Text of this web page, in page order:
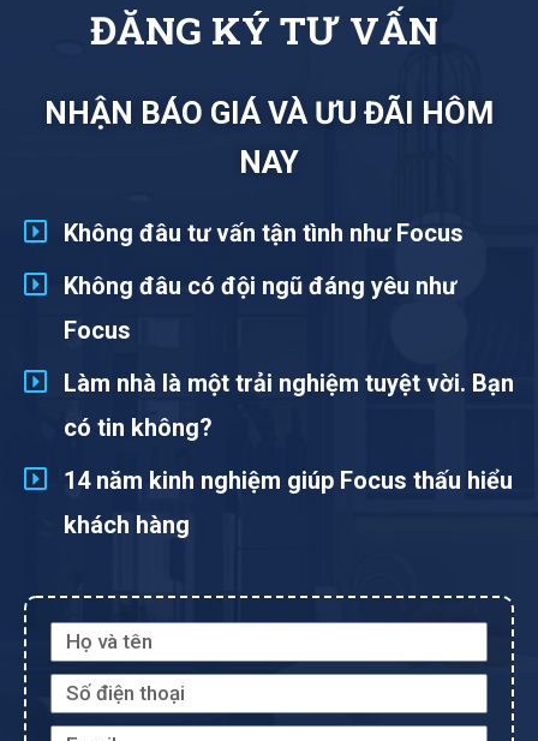
VẤN
NHẬN BÁO GIÁ VÀ ƯU ĐÃI HÔM
NAY
Không đâu tư vấn tận tình như Focus
Không đâu có đội ngũ đáng yêu như
Focus
Làm nhà là một trải nghiệm tuyệt vời. Bạn
có tin không?
14 năm kinh nghiệm giúp Focus thấu hiểu
khách hàng